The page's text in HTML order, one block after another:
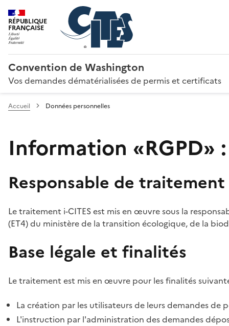
RÉPUBLIQUE
FRANÇAISE
Convention de Washington
Vos demandes dématérialisées de permis et certificats
Accueil Données personnelles
Information «RGPD»
Responsable de traitement
Le traitement i-CITES est mis en œuvre sous la
(ET4) du ministère de la transition écologique, de la
Base légale et finalités
Le traitement est mis en œuvre pour les finalités
La création par les utilisateurs de leurs demandes
L'instruction par l'administration des demandes